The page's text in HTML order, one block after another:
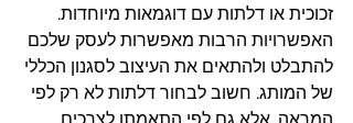
זכוכית או דלתות עם דוגמאות מיוחדות.
האפשרויות הרבות מאפשרות לעסק שלכם
להתבלט ולהתאים את העיצוב לסגנון הכללי
של המותג. חשוב לבחור דלתות לא רק לפי